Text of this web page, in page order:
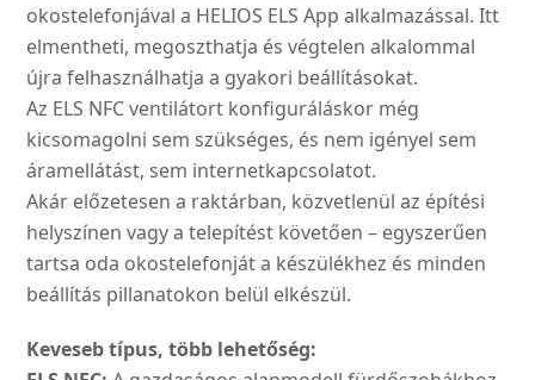
okostelefonjával a HELIOS ELS App alkalmazással. Itt
elmentheti, megoszthatja és végtelen alkalommal
újra felhasználhatja a gyakori beállításokat.
Az ELS NFC ventilátort konfiguráláskor még
kicsomagolni sem szükséges, és nem igényel sem
áramellátást, sem internetkapcsolatot.
Akár előzetesen a raktárban, közvetlenül az építési
helyszínen vagy a telepítést követően – egyszerűen
tartsa oda okostelefonját a készülékhez és minden
beállítás pillanatokon belül elkészül.
Keveseb típus, több lehetőség: